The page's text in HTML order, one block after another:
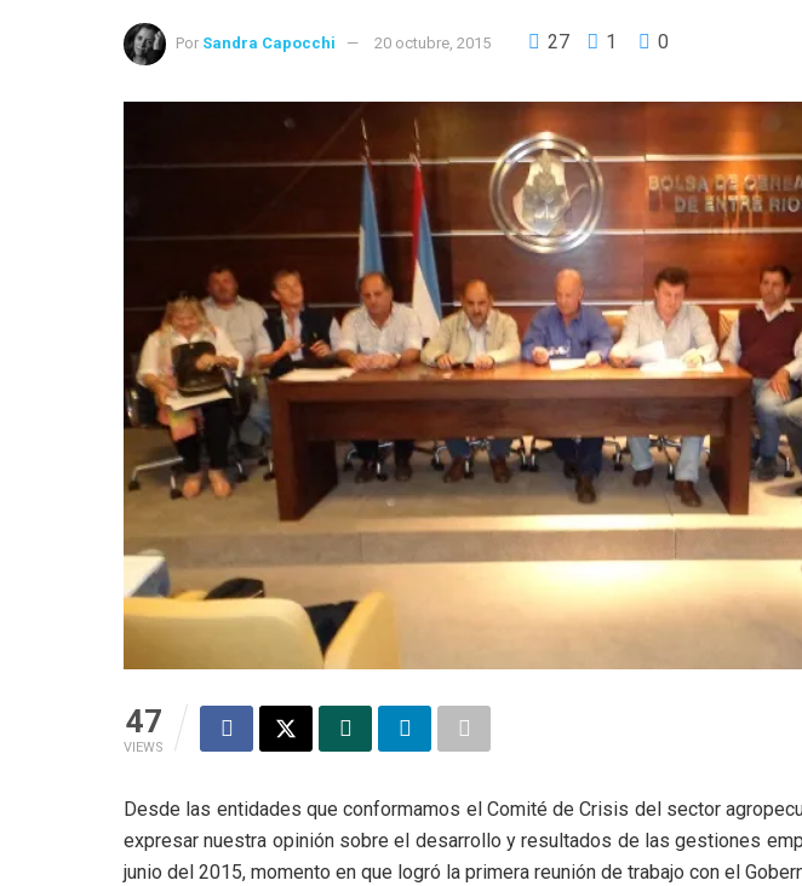
Por Sandra Capocchi 20 octubre, 2015 27 1 0
47
VIEWS
Desde las entidades que conformamos el Comité deCrisis del sector
expresar nuestra opinión sobre el desarrollo y resultados de las gestiones
junio del 2015, momento en que logró la primera reunión de trabajo con el